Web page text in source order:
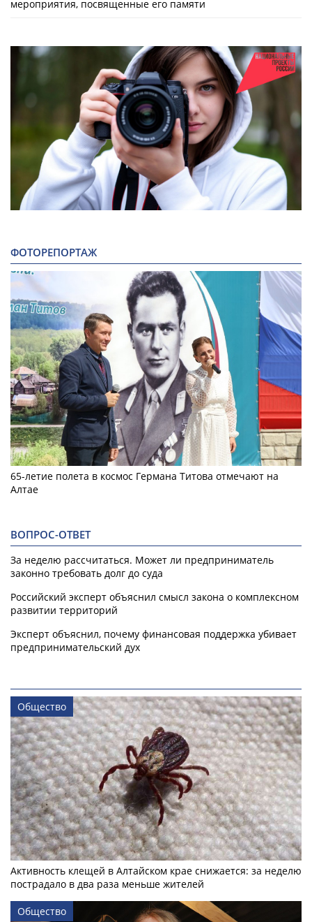
мероприятия, посвященные его памяти
ФОТОРЕПОРТАЖ
65-летие полета в космос Германа Титова отмечают на
Алтае
ВОПРОС-ОТВЕТ
За неделю рассчитаться. Может ли предприниматель
законно требовать долг до суда
Российский эксперт объяснил смысл закона о комплексном
развитии территорий
Эксперт объяснил, почему финансовая поддержка убивает
предпринимательский дух
Общество
Активность клещей в Алтайском крае снижается: за неделю
пострадало в два раза меньше жителей
Общество